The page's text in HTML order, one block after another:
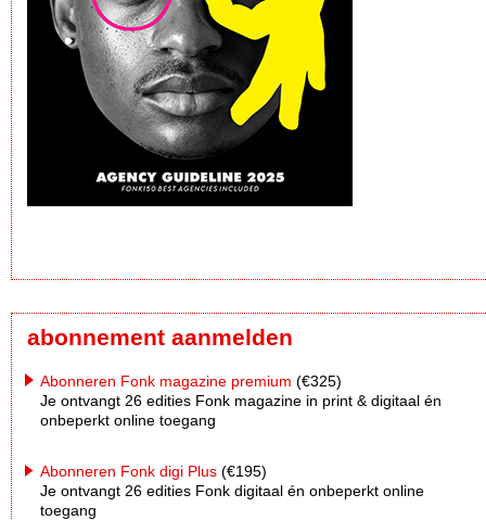
abonnement aanmelden
Abonneren Fonk magazine premium (€325)
Je ontvangt 26 edities Fonk magazine in print & digitaal én
onbeperkt online toegang
Abonneren Fonk digi Plus (€195)
Je ontvangt 26 edities Fonk digitaal én onbeperkt online
toegang